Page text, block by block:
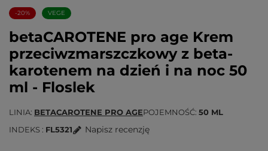
-20% VEGE
betaCAROTENE pro age Krem
przeciwzmarszczkowy z beta-
karotenem na dzień i na noc 50
ml - Floslek
LINIA BETACAROTENE PRO AGEPOJEMNOŚĆ 50 ML
INDEKS
FL5321 Napisz recenzję